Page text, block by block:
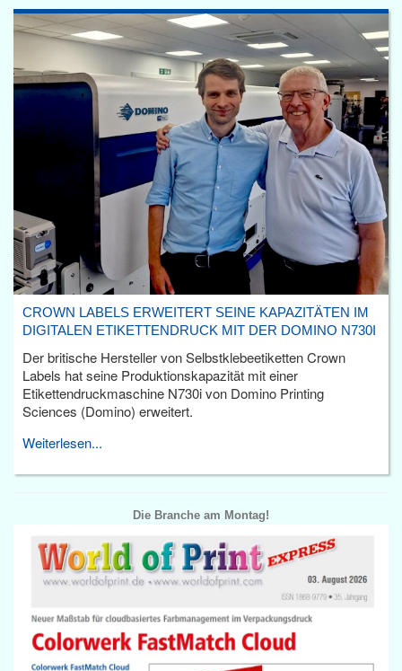
CROWN LABELS ERWEITERT SEINE KAPAZITÄTEN IM
DIGITALEN ETIKETTENDRUCK MIT DER DOMINO N730I
Der britische Hersteller von Selbstklebeetiketten Crown
Labels hat seine Produktionskapazität mit einer
Etikettendruckmaschine N730i von Domino Printing
Sciences (Domino) erweitert.
Weiterlesen...
Die Branche am Montag!